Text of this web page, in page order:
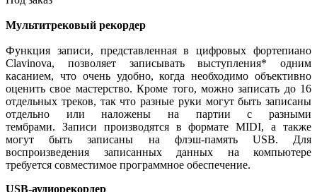
Мультитрековый рекордер
Функция записи, представленная в цифровых фортепиано
Clavinova, позволяет записывать выступления* одним
касанием, что очень удобно, когда необходимо объективно
оценить свое мастерство. Кроме того, можно записать до 16
отдельных треков, так что разные руки могут быть записаны
отдельно или наложены на партии с разными
тембрами. Записи производятся в формате MIDI, а также
могут быть записаны на флэш-память USB. Для
воспроизведения записанных данных на компьютере
требуется совместимое программное обеспечение.
USB-аудиорекордер